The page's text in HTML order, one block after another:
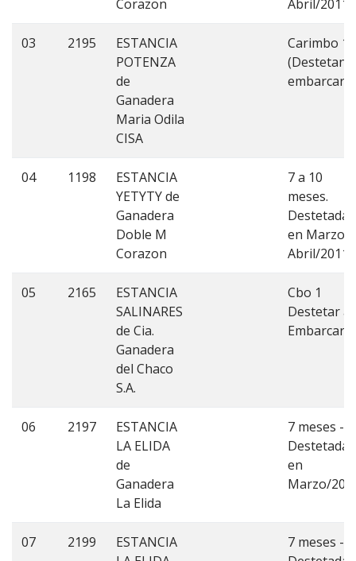
Corazon
Abril/2011
03 2195
ESTANCIA
POTENZA
de
Ganadera
Maria Odila
CISA
Carimbo 1
(Destetan
embarcar)
04 1198
ESTANCIA
YETYTY de
Ganadera
Doble M
Corazon
7 a 10
meses.
Destetadas
en Marzo y
Abril/2011
05 2165
ESTANCIA
SALINARES
de Cia.
Ganadera
del Chaco
S.A.
Cbo 1
Destetar al
Embarcar.-
06 2197
ESTANCIA
LA ELIDA
de
Ganadera
La Elida
7 meses -
Destetadas
en
Marzo/
07 2199
ESTANCIA
7 meses -